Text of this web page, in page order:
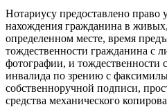
Нотариусу предоставлено право
нахождения гражданина в
определенном месте, время
тождественности гражданина с
фотографии, и тождественности
инвалида по зрению с
собственноручной подписи,
средства механического